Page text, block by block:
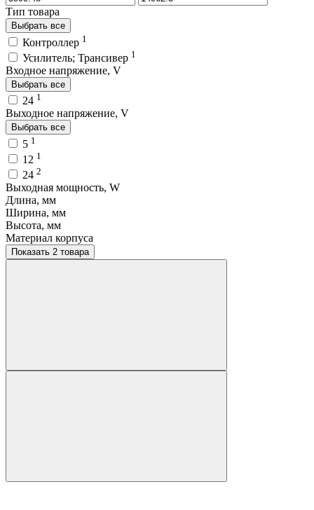
Тип товара
Выбрать все
Контроллер 1
Усилитель; Трансивер 1
Входное напряжение, V
Выбрать все
24 1
Выходное напряжение, V
Выбрать все
5 1
12 1
24 2
Выходная мощность, W
Длина, мм
Ширина, мм
Высота, мм
Материал корпуса
Показать 2 товара